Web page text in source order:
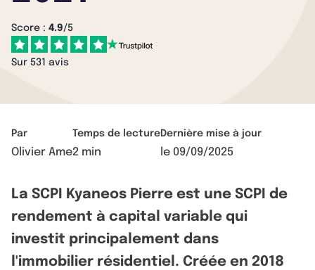
Score : 4.9/5
Sur 531 avis
Par
Olivier Ame
Temps de lecture
2 min
Dernière mise à jour
le 09/09/2025
La SCPI Kyaneos Pierre est une SCPI de
rendement à capital variable qui
investit principalement dans
l'immobilier résidentiel. Créée en 2018